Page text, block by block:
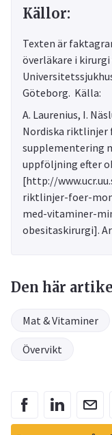
Källor:
Texten är
överläkare i kirurgi
Göteborg. Källa:
A. Laurenius, I.
Nordiska riktlinjer
supplementering
uppföljning efter
[http://
riktlinjer-foer-
med-vitaminer-
obesitaskirurgi].
Den här
Mat & Vitaminer
Övervikt